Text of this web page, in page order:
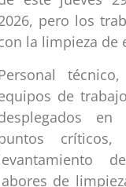
pero los
la limpieza de
de
en
críticos,
de